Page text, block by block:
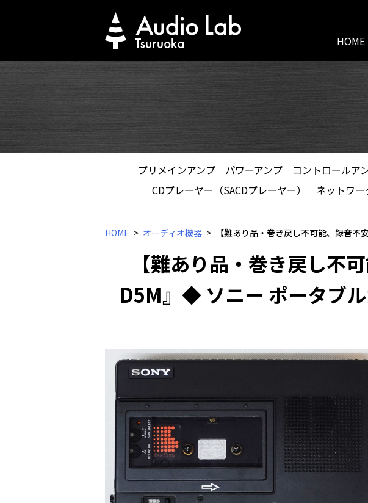
HOME
プリメインアンプ パワーアンプ コントロールア
CDプレーヤー（SACDプレーヤー）
ネットワ
HOME オーディオ機器 【難あり品・巻き戻し不可能、録音
【難あり品・巻き戻し不
D5M』◆ ソニー ポータブ